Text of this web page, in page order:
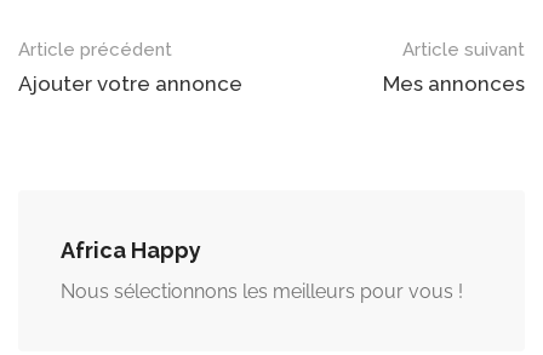
Navigation
dans
Article précédent
Ajouter votre annonce
Article suivant
Mes annonces
Africa Happy
Nous sélectionnons les meilleurs pour vous !